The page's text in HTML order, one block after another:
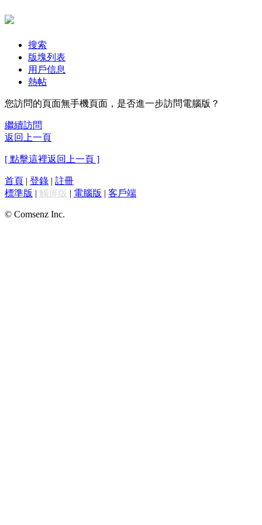
搜索
版塊列表
用戶信息
熱帖
您訪問的頁面無手機頁面，是否進一步訪問電腦版？
繼續訪問
返回上一頁
[ 點擊這裡返回上一頁 ]
首頁 | 登錄 | 註冊
標準版 | 觸屏版 | 電腦版 | 客戶端
© Comsenz Inc.